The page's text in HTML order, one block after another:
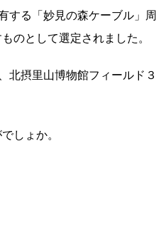
する「妙見の森ケーブル」周
のとして選定されました。
北摂里山博物館フィールド３
しょか。